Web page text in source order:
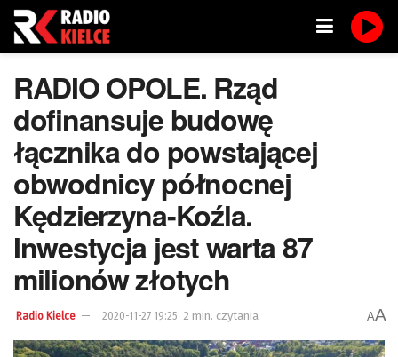
RADIO OPOLE. Rząd
dofinansuje budowę
łącznika do powstającej
obwodnicy północnej
Kędzierzyna-Koźla.
Inwestycja jest warta 87
milionów złotych
Radio Kielce 2020-11-27 19:25 2 min. czytania AA